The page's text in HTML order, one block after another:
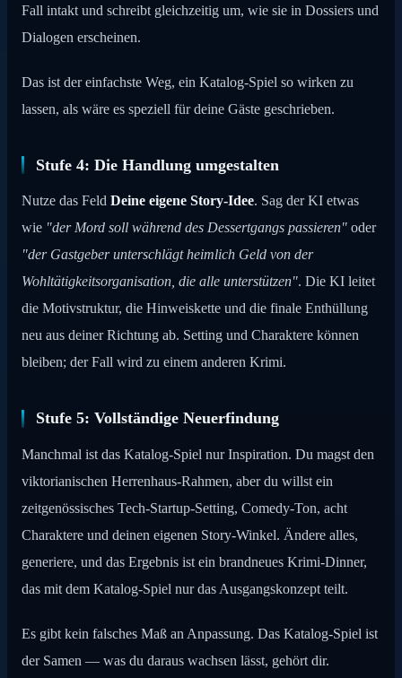
Fall intakt und schreibt gleichzeitig um, wie sie in Dossiers und
Dialogen erscheinen.
Das ist der einfachste Weg, ein Katalog-Spiel so wirken zu
lassen, als wäre es speziell für deine Gäste geschrieben.
Stufe 4: Die Handlung umgestalten
Nutze das Feld Deine eigene Story-Idee. Sag der KI etwas
wie "der Mord soll während des Dessertgangs passieren" oder
"der Gastgeber unterschlägt heimlich Geld von der
Wohltätigkeitsorganisation, die alle unterstützen". Die KI leitet
die Motivstruktur, die Hinweiskette und die finale Enthüllung
neu aus deiner Richtung ab. Setting und Charaktere können
bleiben; der Fall wird zu einem anderen Krimi.
Stufe 5: Vollständige Neuerfindung
Manchmal ist das Katalog-Spiel nur Inspiration. Du magst den
viktorianischen Herrenhaus-Rahmen, aber du willst ein
zeitgenössisches Tech-Startup-Setting, Comedy-Ton, acht
Charaktere und deinen eigenen Story-Winkel. Ändere alles,
generiere, und das Ergebnis ist ein brandneues Krimi-Dinner,
das mit dem Katalog-Spiel nur das Ausgangskonzept teilt.
Es gibt kein falsches Maß an Anpassung. Das Katalog-Spiel ist
der Samen — was du daraus wachsen lässt, gehört dir.